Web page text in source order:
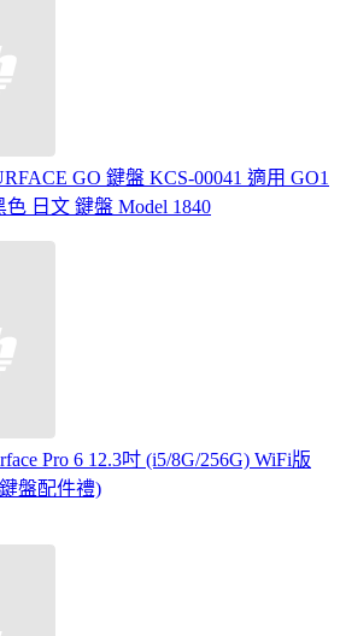
GO 鍵盤 KCS-00041 適用 GO1
色 日文 鍵盤 Model 1840
Pro 6 12.3吋 (i5/8G/256G) WiFi版
盤配件禮)